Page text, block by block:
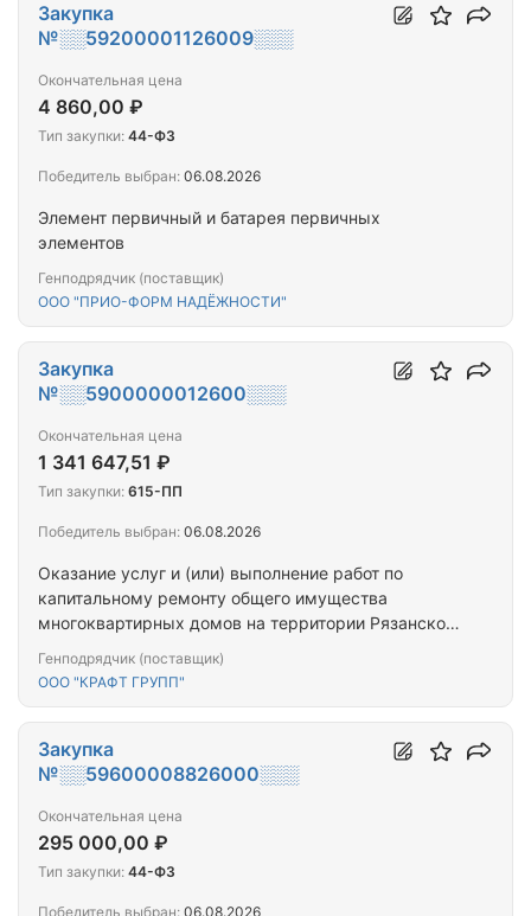
Элемент первичный и батарея первичных
элементов
Генподрядчик (поставщик)
ООО "ПРИО-ФОРМ НАДЁЖНОСТИ"
Закупка
№░░59200001126009░░░
Окончательная цена
4 860,00 ₽
Тип закупки: 44-ФЗ
Победитель выбран: 06.08.2026
Оказание услуг и (или) выполнение работ по
капитальному ремонту общего имущества
многоквартирных домов на территории Рязанской
Генподрядчик (поставщик)
ООО "КРАФТ ГРУПП"
Закупка
№░░5900000012600░░░
Окончательная цена
1 341 647,51 ₽
Тип закупки: 615-ПП
Победитель выбран: 06.08.2026
Закупка
№░░59600008826000░░░
Окончательная цена
295 000,00 ₽
Тип закупки: 44-ФЗ
Победитель выбран: 06.08.2026